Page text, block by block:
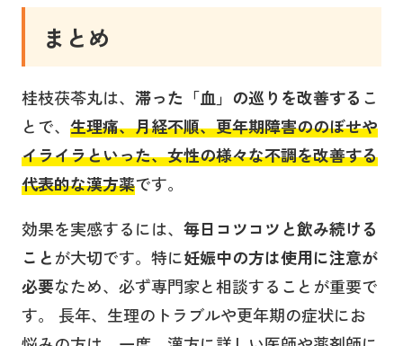
まとめ
桂枝茯苓丸は、 滞った「血」の巡りを改善する こ
とで、 生理痛、月経不順、更年期障害ののぼせや
イライラといった、女性の様々な不調を改善する
代表的な漢方薬です。
効果を実感するには、 毎日コツコツと飲み続ける
ことが大切です。特に妊娠中の方は使用に注意が
必要なため、必ず専門家と相談することが重要で
す。 長年、生理のトラブルや更年期の症状にお